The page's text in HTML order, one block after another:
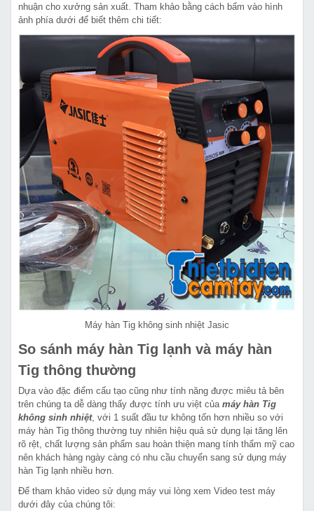
nhuận cho xưởng sản xuất. Tham khảo bằng cách bấm vào hình
ảnh phía dưới để biết thêm chi tiết:
Máy hàn Tig không sinh nhiệt Jasic
So sánh máy hàn Tig lạnh và máy hàn
Tig thông thường
Dựa vào đặc điểm cấu tạo cũng như tính năng được miêu tả bên
trên chúng ta dễ dàng thấy được tính ưu việt của máy hàn Tig
không sinh nhiệt, với 1 suất đầu tư không tốn hơn nhiều so với
máy hàn Tig thông thường tuy nhiên hiệu quả sử dụng lại tăng lên
rõ rệt, chất lượng sản phẩm sau hoàn thiện mang tính thẩm mỹ cao
nên khách hàng ngày càng có nhu cầu chuyển sang sử dụng máy
hàn Tig lạnh nhiều hơn.
Để tham khảo video sử dụng máy vui lòng xem Video test máy
dưới đây của chúng tôi: